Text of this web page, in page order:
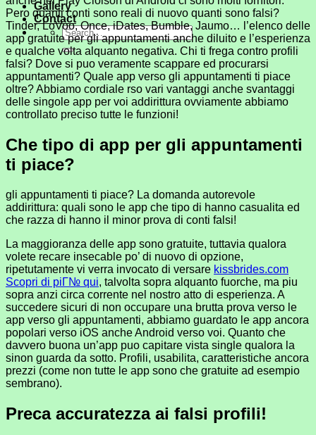
Gallery
Contact
Pero quanti conti sono reali di nuovo quanti sono falsi?
Tinder, LoVoo, Once, iDates, Bumble, Jaumo… l’elenco delle
app gratuite per gli appuntamenti anche diluito e l’esperienza
e qualche volta alquanto negativa. Chi ti frega contro profili
falsi? Dove si puo veramente scappare ed procurarsi
appuntamenti? Quale app verso gli appuntamenti ti piace
oltre? Abbiamo cordiale rso vari vantaggi anche svantaggi
delle singole app per voi addirittura ovviamente abbiamo
controllato preciso tutte le funzioni!
Che tipo di app per gli appuntamenti
ti piace?
gli appuntamenti ti piace? La domanda autorevole
addirittura: quali sono le app che tipo di hanno casualita ed
che razza di hanno il minor prova di conti falsi!
La maggioranza delle app sono gratuite, tuttavia qualora
volete recare insecable po’ di nuovo di opzione,
ripetutamente vi verra invocato di versare kissbrides.com
Scopri di piГ№ qui, talvolta sopra alquanto fuorche, ma piu
sopra anzi circa corrente nel nostro atto di esperienza. A
succedere sicuri di non occupare una brutta prova verso le
app verso gli appuntamenti, abbiamo guardato le app ancora
popolari verso iOS anche Android verso voi. Quanto che
davvero buona un’app puo capitare vista single qualora la
sinon guarda da sotto. Profili, usabilita, caratteristiche ancora
prezzi (come non tutte le app sono che gratuite ad esempio
sembrano).
Preca accuratezza ai falsi profili!